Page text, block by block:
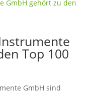
Top 100
GmbH sind